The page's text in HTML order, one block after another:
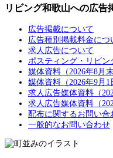
リビング和歌山への広告
広告掲載について
広告種別掲載料金につ
求人広告について
ポスティング・リビン
媒体資料（2026年8月
媒体資料（2026年9月1
求人広告媒体資料（
求人広告媒体資料（
配布に関するお問い合
一般的なお問い合わせ